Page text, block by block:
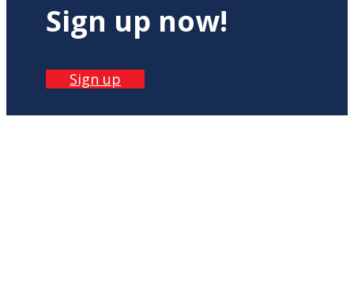
Sign up now!
Sign up